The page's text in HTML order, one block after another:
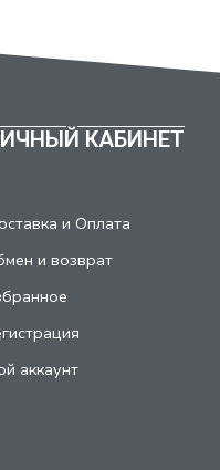
КАБИНЕТ
и Оплата
и возврат
аккаунт